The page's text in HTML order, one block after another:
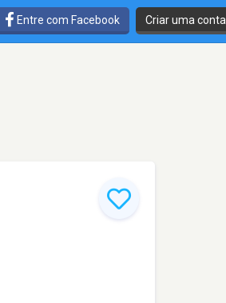
Entre com Facebook Criar uma conta